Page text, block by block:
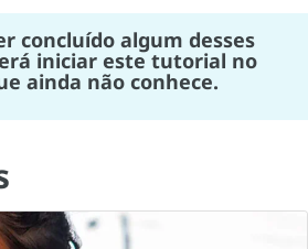
concluído algum desses
iniciar este tutorial no
ainda não conhece.